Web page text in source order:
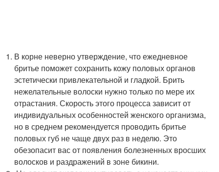
В корне неверно утверждение, что ежедневное
бритье поможет сохранить кожу половых органов
эстетически привлекательной и гладкой. Брить
нежелательные волоски нужно только по мере их
отрастания. Скорость этого процесса зависит от
индивидуальных особенностей женского организма,
но в среднем рекомендуется проводить бритье
половых губ не чаще двух раз в неделю. Это
обезопасит вас от появления болезненных вросших
волосков и раздражений в зоне бикини.